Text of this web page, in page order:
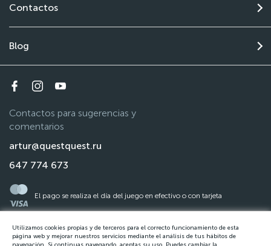
Contactos
Blog
Contactos para sugerencias y
comentarios
artur@questquest.ru
647 774 673
La ley de protección de datos
El pago se realiza el día del juego en efectivo o con tarjeta
Utilizamos cookies propias y de terceros para el correcto funcionamiento de esta
página web y mejorar nuestros servicios mediante el análisis de tus hábitos de